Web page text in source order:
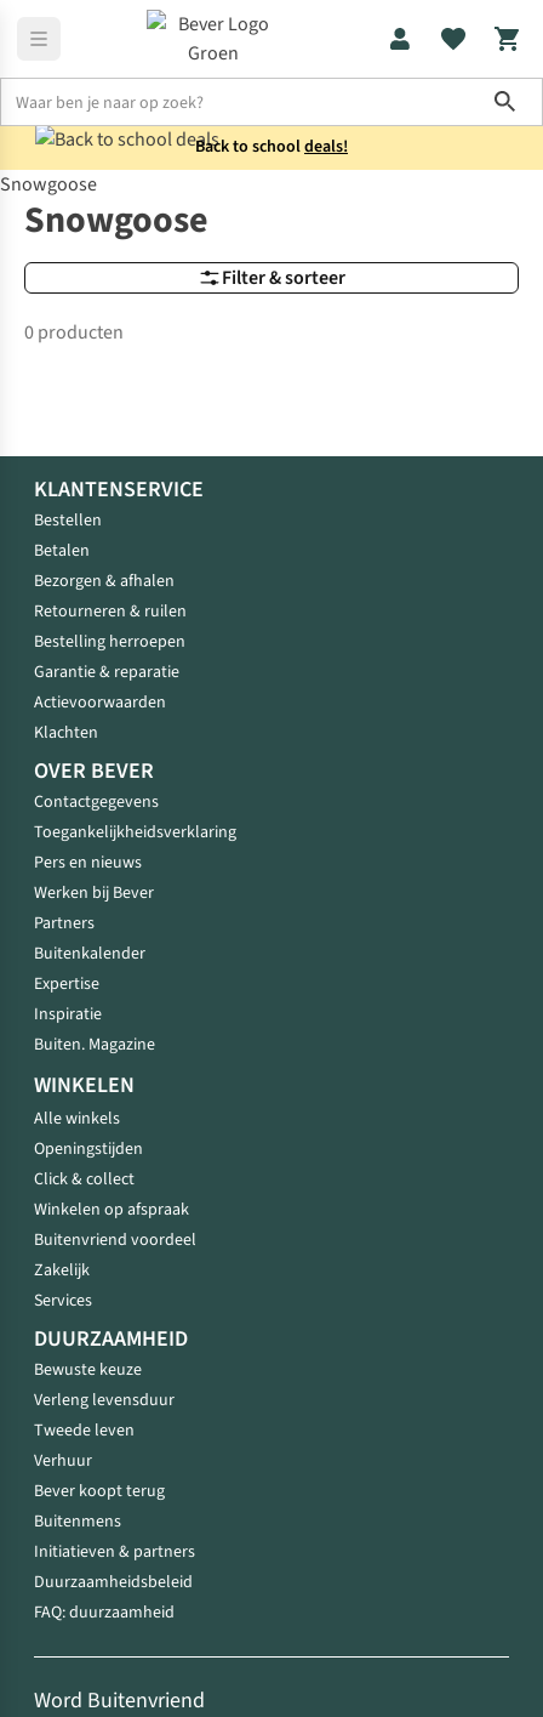
Back to schooldeals!
Merken Snowgoose
Snowgoose
Filter & sorteer
Snowgoose
0 producten
KLANTENSERVICE
Bestellen
Betalen
Bezorgen & afhalen
Retourneren & ruilen
Bestelling herroepen
Garantie & reparatie
Actievoorwaarden
Klachten
OVER BEVER
Contactgegevens
Toegankelijkheidsverklaring
Pers en nieuws
Werken bij Bever
Partners
Buitenkalender
Expertise
Inspiratie
Buiten. Magazine
WINKELEN
Alle winkels
Openingstijden
Click & collect
Winkelen op afspraak
Buitenvriend voordeel
Zakelijk
Services
DUURZAAMHEID
Bewuste keuze
Verleng levensduur
Tweede leven
Verhuur
Bever koopt terug
Buitenmens
Initiatieven & partners
Duurzaamheidsbeleid
FAQ: duurzaamheid
Word Buitenvriend